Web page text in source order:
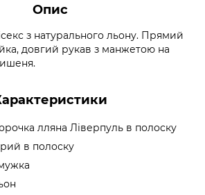
Опис
з натурального льону. Прямий
довгий рукав з манжетою на
лляна Ліверпуль в полоску
в полоску